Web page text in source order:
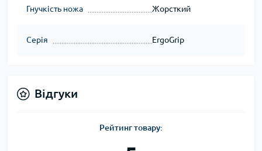
Гнучкість ножа Жорсткий
Серія ErgoGrip
Відгуки
Рейтинг товару: